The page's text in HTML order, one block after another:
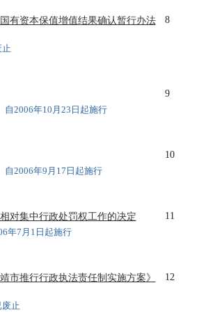
8
有资本保值增值结果确认暂行办法
9
2006年10月23日起施行
10
2006年9月17日起施行
11
对集中行政处罚权工作的决定
7月1日起施行
12
市推行行政执法责任制实施方案》
止